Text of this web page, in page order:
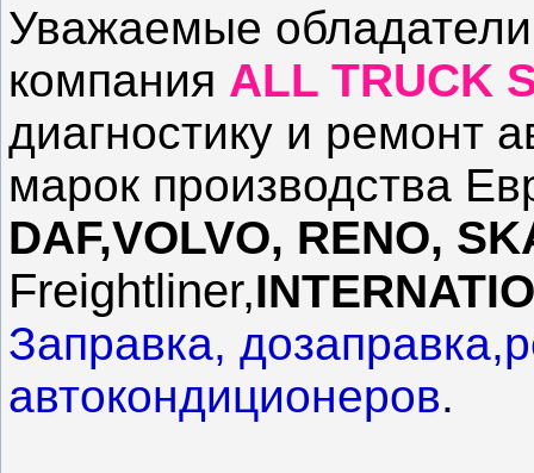
Уважаемые
компания ALL TRUCK
диагностику и ремонт
марок производства
DAF,VOLVO, RENO,
Freightliner,
Заправка,
автокондиционеров.